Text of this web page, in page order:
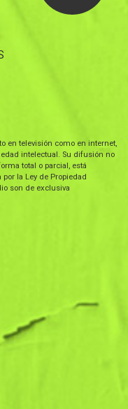
en televisión como en internet,
intelectual. Su difusión no
total o parcial, está
la Ley de Propiedad
son de exclusiva